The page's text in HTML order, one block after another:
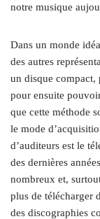
notre musique
Dans un monde
des autres
un disque compact,
pour ensuite
que cette méthode
le mode
d’auditeurs est le
des dernières
nombreux et,
plus de télécharger
des discographies